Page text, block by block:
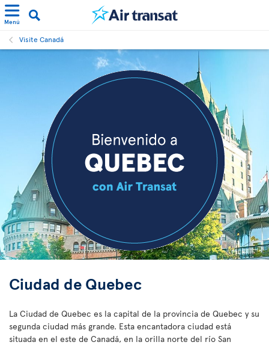
Menú
Visite Canadá
Ciudad de Quebec
La Ciudad de Quebec es la capital de la provincia de Quebec y su
segunda ciudad más grande. Esta encantadora ciudad está
situada en el este de Canadá, en la orilla norte del río San